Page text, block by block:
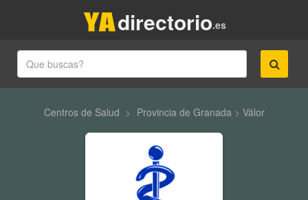
.es
directorio
Centros de Salud > Provincia de Granada> Válor